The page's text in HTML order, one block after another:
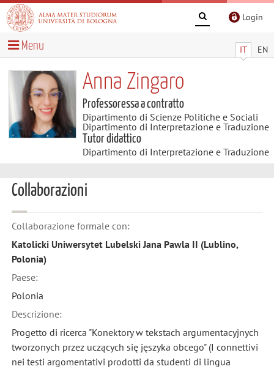
Login
IT EN
Menu
Anna Zingaro
Professoressa a contratto
Dipartimento di Scienze Politiche e Sociali
Dipartimento di Interpretazione e Traduzione
Tutor didattico
Dipartimento di Interpretazione e Traduzione
Collaborazioni
Collaborazione formale con:
Katolicki Uniwersytet Lubelski Jana Pawla II (Lublino,
Polonia)
Paese:
Polonia
Descrizione:
Progetto di ricerca "Konektory w tekstach argumentacyjnych
tworzonych przez uczących się jęszyka obcego" (I connettivi
nei testi argomentativi prodotti da studenti di lingua